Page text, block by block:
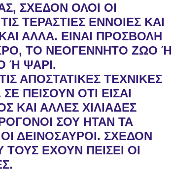
ΣΧΕΔΟΝ ΟΛΟΙ ΟΙ
ΤΕΡΑΣΤΙΕΣ ΕΝΝΟΙΕΣ ΚΑΙ
ΑΛΛΑ. ΕΙΝΑΙ ΠΡΟΣΒΟΛΗ
ΤΟ ΝΕΟΓΕΝΝΗΤΟ ΖΩΟ Ή
Ή ΨΑΡΙ.
ΑΠΟΣΤΑΤΙΚΕΣ ΤΕΧΝΙΚΕΣ
ΠΕΙΣΟΥΝ ΟΤΙ ΕΙΣΑΙ
ΚΑΙ ΑΛΛΕΣ ΧΙΛΙΑΔΕΣ
ΣΟΥ ΗΤΑΝ ΤΑ
ΔΕΙΝΟΣΑΥΡΟΙ. ΣΧΕΔΟΝ
ΤΟΥΣ ΕΧΟΥΝ ΠΕΙΣΕΙ ΟΙ